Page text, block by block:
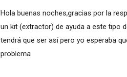
Hola buenas noches,gracias por la
un kit (extractor) de ayuda a este tipo
tendrá que ser así pero yo esperaba
problema